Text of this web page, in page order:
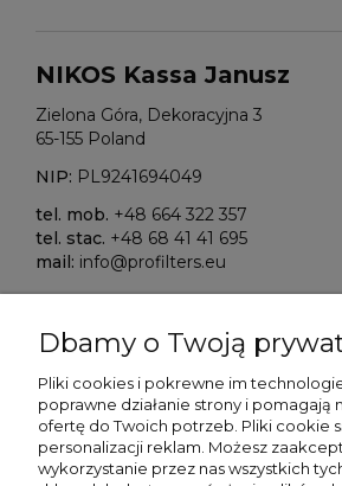
NIKOS Kassa Janusz
Zielona Góra, Dekoracyjna 3
65-155 Poland
NIP: PL9241694049
tel. mob. +48 664 322 357
tel. stac. +48 68 41 41 695
mail: info@profilters.eu
Warszawa, ul. Łopuszańska 38D
02-232 Poland
SWIFT/BIK:ALBPPLPWXXX
IBAN NR:
PLN:PL80 2490 0005 0000 4500
Dbamy o Twoją
Pliki cookies i pokrewne im
poprawne działanie strony i pomagają
ofertę do Twoich potrzeb. Pliki cookie
personalizacji reklam. Możesz
wykorzystanie przez nas wszystkich